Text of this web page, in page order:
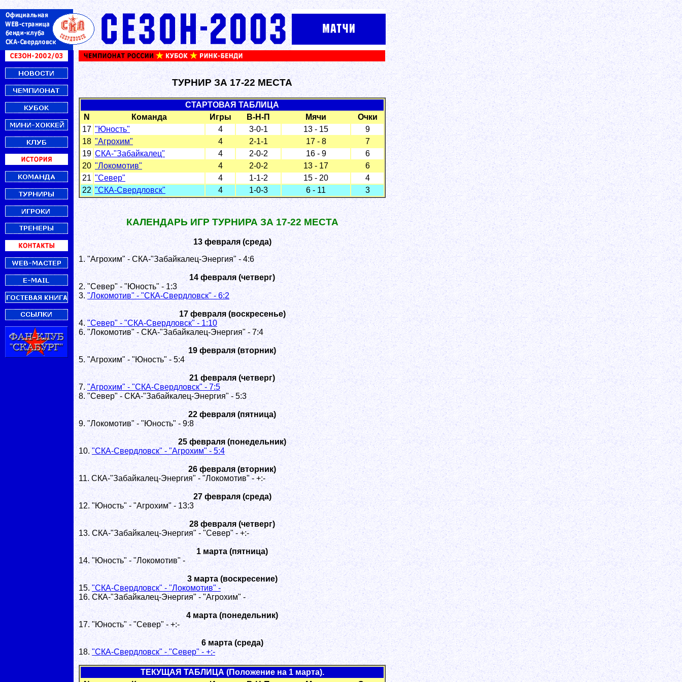
ТУРНИР ЗА 17-22 МЕСТА
СТАРТОВАЯ ТАБЛИЦА
N
Команда Игры В-Н-П Мячи
Очки
17 "Юность" 4 3-0-1 13 - 15
9
18 "Агрохим" 4 2-1-1 17 - 8
7
19 СКА-"Забайкалец" 4 2-0-2 16 - 9
6
20 "Локомотив" 4 2-0-2 13 - 17
6
21 "Север" 4 1-1-2 15 - 20
4
22 "СКА-Свердловск" 4 1-0-3 6 - 11 3
КАЛЕНДАРЬ ИГР ТУРНИРА ЗА 17-22 МЕСТА
13 февраля (среда)
1. "Агрохим" - СКА-"Забайкалец-Энергия" - 4:6
14 февраля (четверг)
2. "Север" - "Юность" - 1:3
3."Локомотив" - "СКА-Свердловск" - 6:2
17 февраля (воскресенье)
4."Север" - "СКА-Свердловск" - 1:10
6. "Локомотив" - СКА-"Забайкалец-Энергия" - 7:4
19 февраля (вторник)
5. "Агрохим" - "Юность" - 5:4
21 февраля (четверг)
7."Агрохим" - "СКА-Свердловск" - 7:5
8. "Север" - СКА-"Забайкалец-Энергия" - 5:3
22 февраля (пятница)
9. "Локомотив" - "Юность" - 9:8
25 февраля (понедельник)
10."СКА-Свердловск" - "Агрохим" - 5:4
26 февраля (вторник)
11. СКА-"Забайкалец-Энергия" - "Локомотив" - +:-
27 февраля (среда)
12. "Юность" - "Агрохим" - 13:3
28 февраля (четверг)
13. СКА-"Забайкалец-Энергия" - "Север" - +:-
1 марта (пятница)
14. "Юность" - "Локомотив" -
3 марта (воскресение)
15."СКА-Свердловск" - "Локомотив" -
16. СКА-"Забайкалец-Энергия" - "Агрохим" -
4 марта (понедельник)
17. "Юность" - "Север" - +:-
6 марта (среда)
18."СКА-Свердловск" - "Север" - +:-
ТЕКУЩАЯ ТАБЛИЦА (Положение на 1 марта).